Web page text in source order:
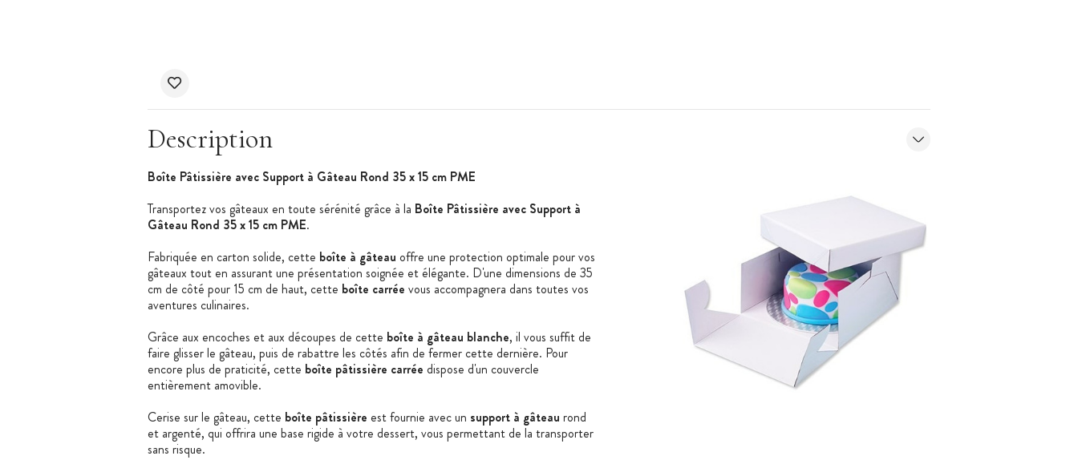
Description
Boîte Pâtissière avec Support à Gâteau Rond 35 x 15 cm PME
Transportez vos gâteaux en toute sérénité grâce à la Boîte Pâtissière avec Support à
Gâteau Rond 35 x 15 cm PME.
Fabriquée en carton solide, cette boîte à gâteau offre une protection optimale pour vos
gâteaux tout en assurant une présentation soignée et élégante. D'une dimensions de 35
cm de côté pour 15 cm de haut, cette boîte carrée vous accompagnera dans toutes vos
aventures culinaires.
Grâce aux encoches et aux découpes de cette boîte à gâteau blanche, il vous suffit de
faire glisser le gâteau, puis de rabattre les côtés afin de fermer cette dernière. Pour
encore plus de praticité, cette boîte pâtissière carrée dispose d'un couvercle
entièrement amovible.
Cerise sur le gâteau, cette boîte pâtissière est fournie avec un support à gâteau rond
et argenté, qui offrira une base rigide à votre dessert, vous permettant de la transporter
sans risque.